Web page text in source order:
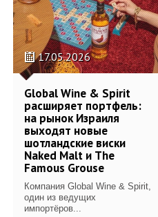
17.05.2026
Global Wine & Spirit
расширяет портфель:
на рынок Израиля
выходят новые
шотландские виски
Naked Malt и The
Famous Grouse
Компания Global Wine & Spirit,
один из ведущих
импортёров...